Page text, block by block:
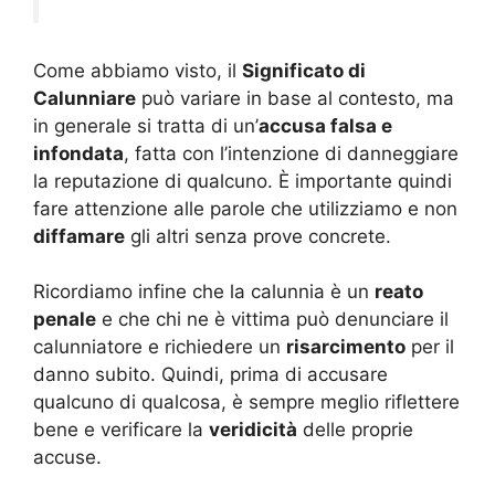
Come abbiamo visto, il Significato di
Calunniare può variare in base al contesto, ma
in generale si tratta di un’accusa falsa e
infondata, fatta con l’intenzione di danneggiare
la reputazione di qualcuno. È importante quindi
fare attenzione alle parole che utilizziamo e non
diffamare gli altri senza prove concrete.
Ricordiamo infine che la calunnia è un reato
penale e che chi ne è vittima può denunciare il
calunniatore e richiedere un risarcimento per il
danno subito. Quindi, prima di accusare
qualcuno di qualcosa, è sempre meglio riflettere
bene e verificare la veridicità delle proprie
accuse.